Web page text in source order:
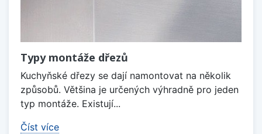
Typy montáže dřezů
Kuchyňské dřezy se dají namontovat na několik
způsobů. Většina je určených výhradně pro jeden
typ montáže. Existují...
Číst více